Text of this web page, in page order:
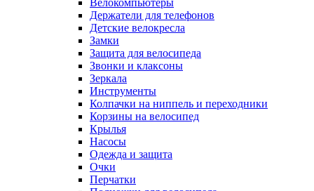
Велокомпьютеры
Держатели для телефонов
Детские велокресла
Замки
Защита для велосипеда
Звонки и клаксоны
Зеркала
Инструменты
Колпачки на ниппель и переходники
Корзины на велосипед
Крылья
Насосы
Одежда и защита
Очки
Перчатки